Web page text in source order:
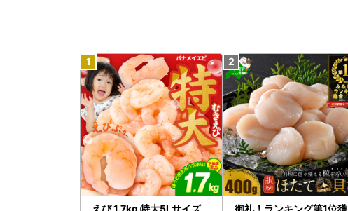
えび 1.7kg 特大5Lサイズ 御礼！ランキング第1位獲